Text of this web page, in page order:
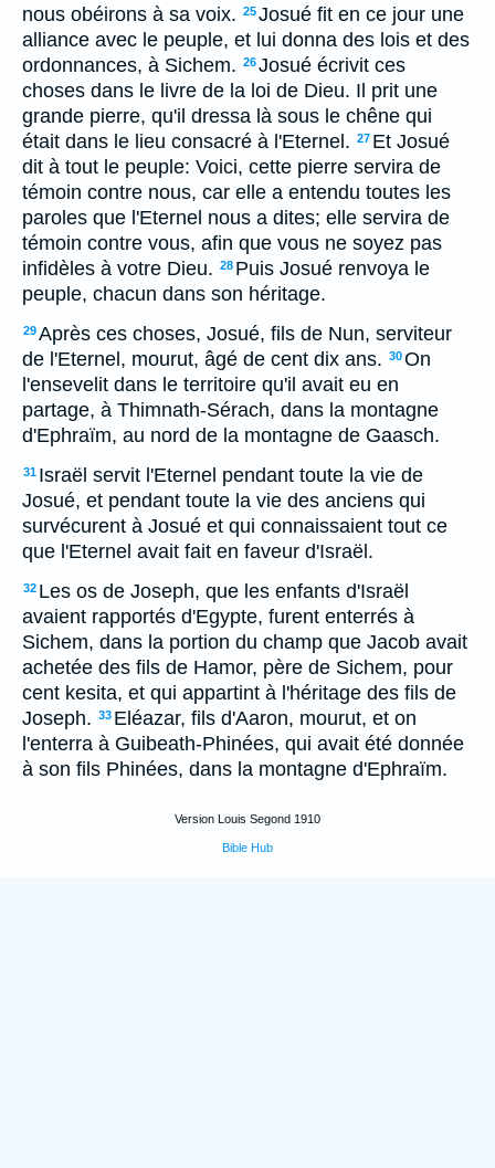
nous obéirons à sa voix. 25Josué fit en ce jour une
alliance avec le peuple, et lui donna des lois et des
ordonnances, à Sichem. 26Josué écrivit ces
choses dans le livre de la loi de Dieu. Il prit une
grande pierre, qu'il dressa là sous le chêne qui
était dans le lieu consacré à l'Eternel. 27 Et Josué
dit à tout le peuple: Voici, cette pierre servira de
témoin contre nous, car elle a entendu toutes les
paroles que l'Eternel nous a dites; elle servira de
témoin contre vous, afin que vous ne soyez pas
infidèles à votre Dieu. 28 Puis Josué renvoya le
peuple, chacun dans son héritage.
29Après ces choses, Josué, fils de Nun, serviteur
de l'Eternel, mourut, âgé de cent dix ans. 30On
l'ensevelit dans le territoire qu'il avait eu en
partage, à Thimnath-Sérach, dans la montagne
d'Ephraïm, au nord de la montagne de Gaasch.
31 Israël servit l'Eternel pendant toute la vie de
Josué, et pendant toute la vie des anciens qui
survécurent à Josué et qui connaissaient tout ce
que l'Eternel avait fait en faveur d'Israël.
32 Les os de Joseph, que les enfants d'Israël
avaient rapportés d'Egypte, furent enterrés à
Sichem, dans la portion du champ que Jacob avait
achetée des fils de Hamor, père de Sichem, pour
cent kesita, et qui appartint à l'héritage des fils de
Joseph. 33 Eléazar, fils d'Aaron, mourut, et on
l'enterra à Guibeath-Phinées, qui avait été donnée
à son fils Phinées, dans la montagne d'Ephraïm.
Version Louis Segond 1910
Bible Hub